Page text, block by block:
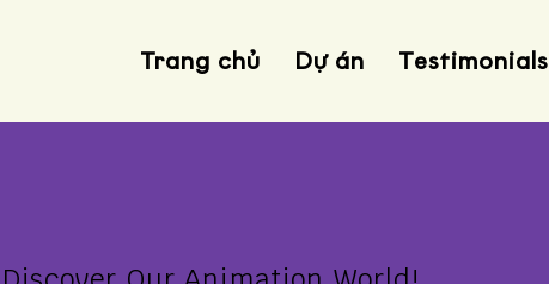
Trang chủ Dự án Testimonials